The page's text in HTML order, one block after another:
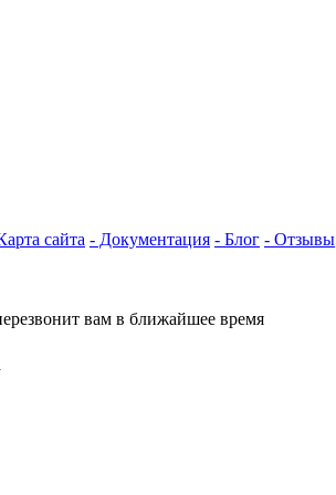
сайта - Документация - Блог - Отзывы
вам в ближайшее время